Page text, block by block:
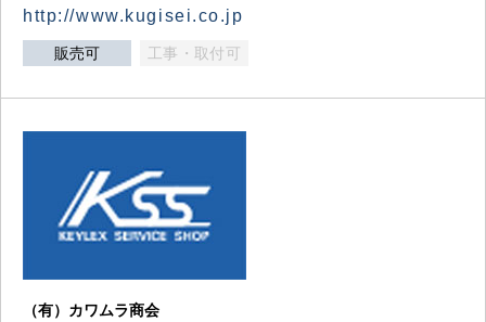
http://www.kugisei.co.jp
販売可 工事・取付可
（有）カワムラ商会